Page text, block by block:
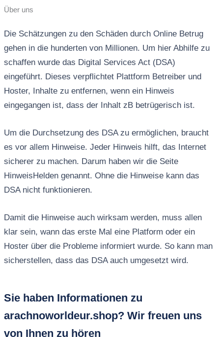
Über uns
Die Schätzungen zu den Schäden durch Online Betrug
gehen in die hunderten von Millionen. Um hier Abhilfe zu
schaffen wurde das Digital Services Act (DSA)
eingeführt. Dieses verpflichtet Plattform Betreiber und
Hoster, Inhalte zu entfernen, wenn ein Hinweis
eingegangen ist, dass der Inhalt zB betrügerisch ist.
Um die Durchsetzung des DSA zu ermöglichen, braucht
es vor allem Hinweise. Jeder Hinweis hilft, das Internet
sicherer zu machen. Darum haben wir die Seite
HinweisHelden genannt. Ohne die Hinweise kann das
DSA nicht funktionieren.
Damit die Hinweise auch wirksam werden, muss allen
klar sein, wann das erste Mal eine Platform oder ein
Hoster über die Probleme informiert wurde. So kann man
sicherstellen, dass das DSA auch umgesetzt wird.
Sie haben Informationen zu
arachnoworldeur.shop? Wir freuen uns
von Ihnen zu hören